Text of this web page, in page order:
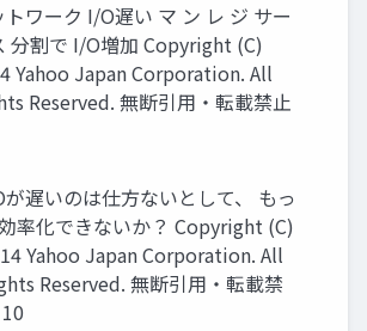
トワーク I/O遅い マ ン レ ジ サー
分割で I/O増加 Copyright (C)
Yahoo Japan Corporation. All
Reserved. 無断引用・転載禁止
遅いのは仕方ないとして、 もっ
率化できないか？ Copyright (C)
Yahoo Japan Corporation. All
Reserved. 無断引用・転載禁